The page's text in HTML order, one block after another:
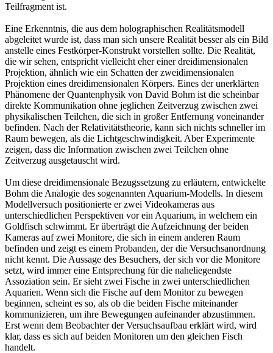
Teilfragment ist.
Eine Erkenntnis, die aus dem holographischen Realitätsmodell
abgeleitet wurde ist, dass man sich unsere Realität besser als ein Bild
anstelle eines Festkörper-Konstrukt vorstellen sollte. Die Realität,
die wir sehen, entspricht vielleicht eher einer dreidimensionalen
Projektion, ähnlich wie ein Schatten der zweidimensionalen
Projektion eines dreidimensionalen Körpers. Eines der unerklärten
Phänomene der Quantenphysik von David Bohm ist die scheinbar
direkte Kommunikation ohne jeglichen Zeitverzug zwischen zwei
physikalischen Teilchen, die sich in großer Entfernung voneinander
befinden. Nach der Relativitätstheorie, kann sich nichts schneller im
Raum bewegen, als die Lichtgeschwindigkeit. Aber Experimente
zeigen, dass die Information zwischen zwei Teilchen ohne
Zeitverzug ausgetauscht wird.
Um diese dreidimensionale Bezugssetzung zu erläutern, entwickelte
Bohm die Analogie des sogenannten Aquarium-Modells. In diesem
Modellversuch positionierte er zwei Videokameras aus
unterschiedlichen Perspektiven vor ein Aquarium, in welchem ein
Goldfisch schwimmt. Er überträgt die Aufzeichnung der beiden
Kameras auf zwei Monitore, die sich in einem anderen Raum
befinden und zeigt es einem Probanden, der die Versuchsanordnung
nicht kennt. Die Aussage des Besuchers, der sich vor die Monitore
setzt, wird immer eine Entsprechung für die naheliegendste
Assoziation sein. Er sieht zwei Fische in zwei unterschiedlichen
Aquarien. Wenn sich die Fische auf dem Monitor zu bewegen
beginnen, scheint es so, als ob die beiden Fische miteinander
kommunizieren, um ihre Bewegungen aufeinander abzustimmen.
Erst wenn dem Beobachter der Versuchsaufbau erklärt wird, wird
klar, dass es sich auf beiden Monitoren um den gleichen Fisch
handelt.